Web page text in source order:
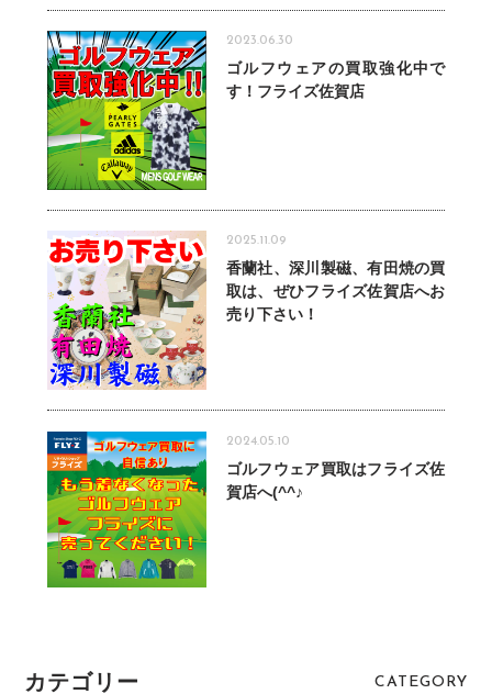
2023.06.30
ゴルフウェアの買取強化中で
す！フライズ佐賀店
2025.11.09
香蘭社、深川製磁、有田焼の買
取は、ぜひフライズ佐賀店へお
売り下さい！
2024.05.10
ゴルフウェア買取はフライズ佐
賀店へ(^^♪
カテゴリー CATEGORY